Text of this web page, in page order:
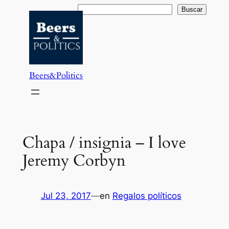
contenido
Buscar Buscar
Beers&Politics
Chapa / insignia – I love
Jeremy Corbyn
Jul 23, 2017—en Regalos políticos